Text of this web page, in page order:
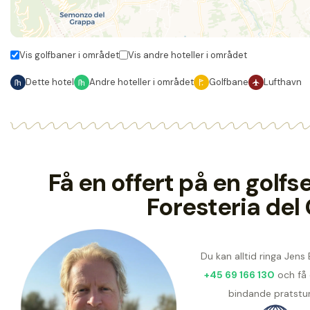
Vis golfbaner i området Vis andre hoteller i området
Dette hotel Andre hoteller i området Golfbane Lufthavn
Få en offert på en
Foresteria del
Du kan alltid ringa Jens
+45 69 166 130 och få
bindande